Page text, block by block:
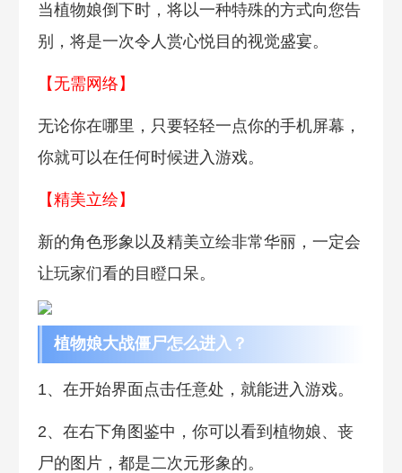
当植物娘倒下时，将以一种特殊的方式向您告
别，将是一次令人赏心悦目的视觉盛宴。
【无需网络】
无论你在哪里，只要轻轻一点你的手机屏幕，
你就可以在任何时候进入游戏。
【精美立绘】
新的角色形象以及精美立绘非常华丽，一定会
让玩家们看的目瞪口呆。
植物娘大战僵尸怎么进入？
1、在开始界面点击任意处，就能进入游戏。
2、在右下角图鉴中，你可以看到植物娘、丧
尸的图片，都是二次元形象的。